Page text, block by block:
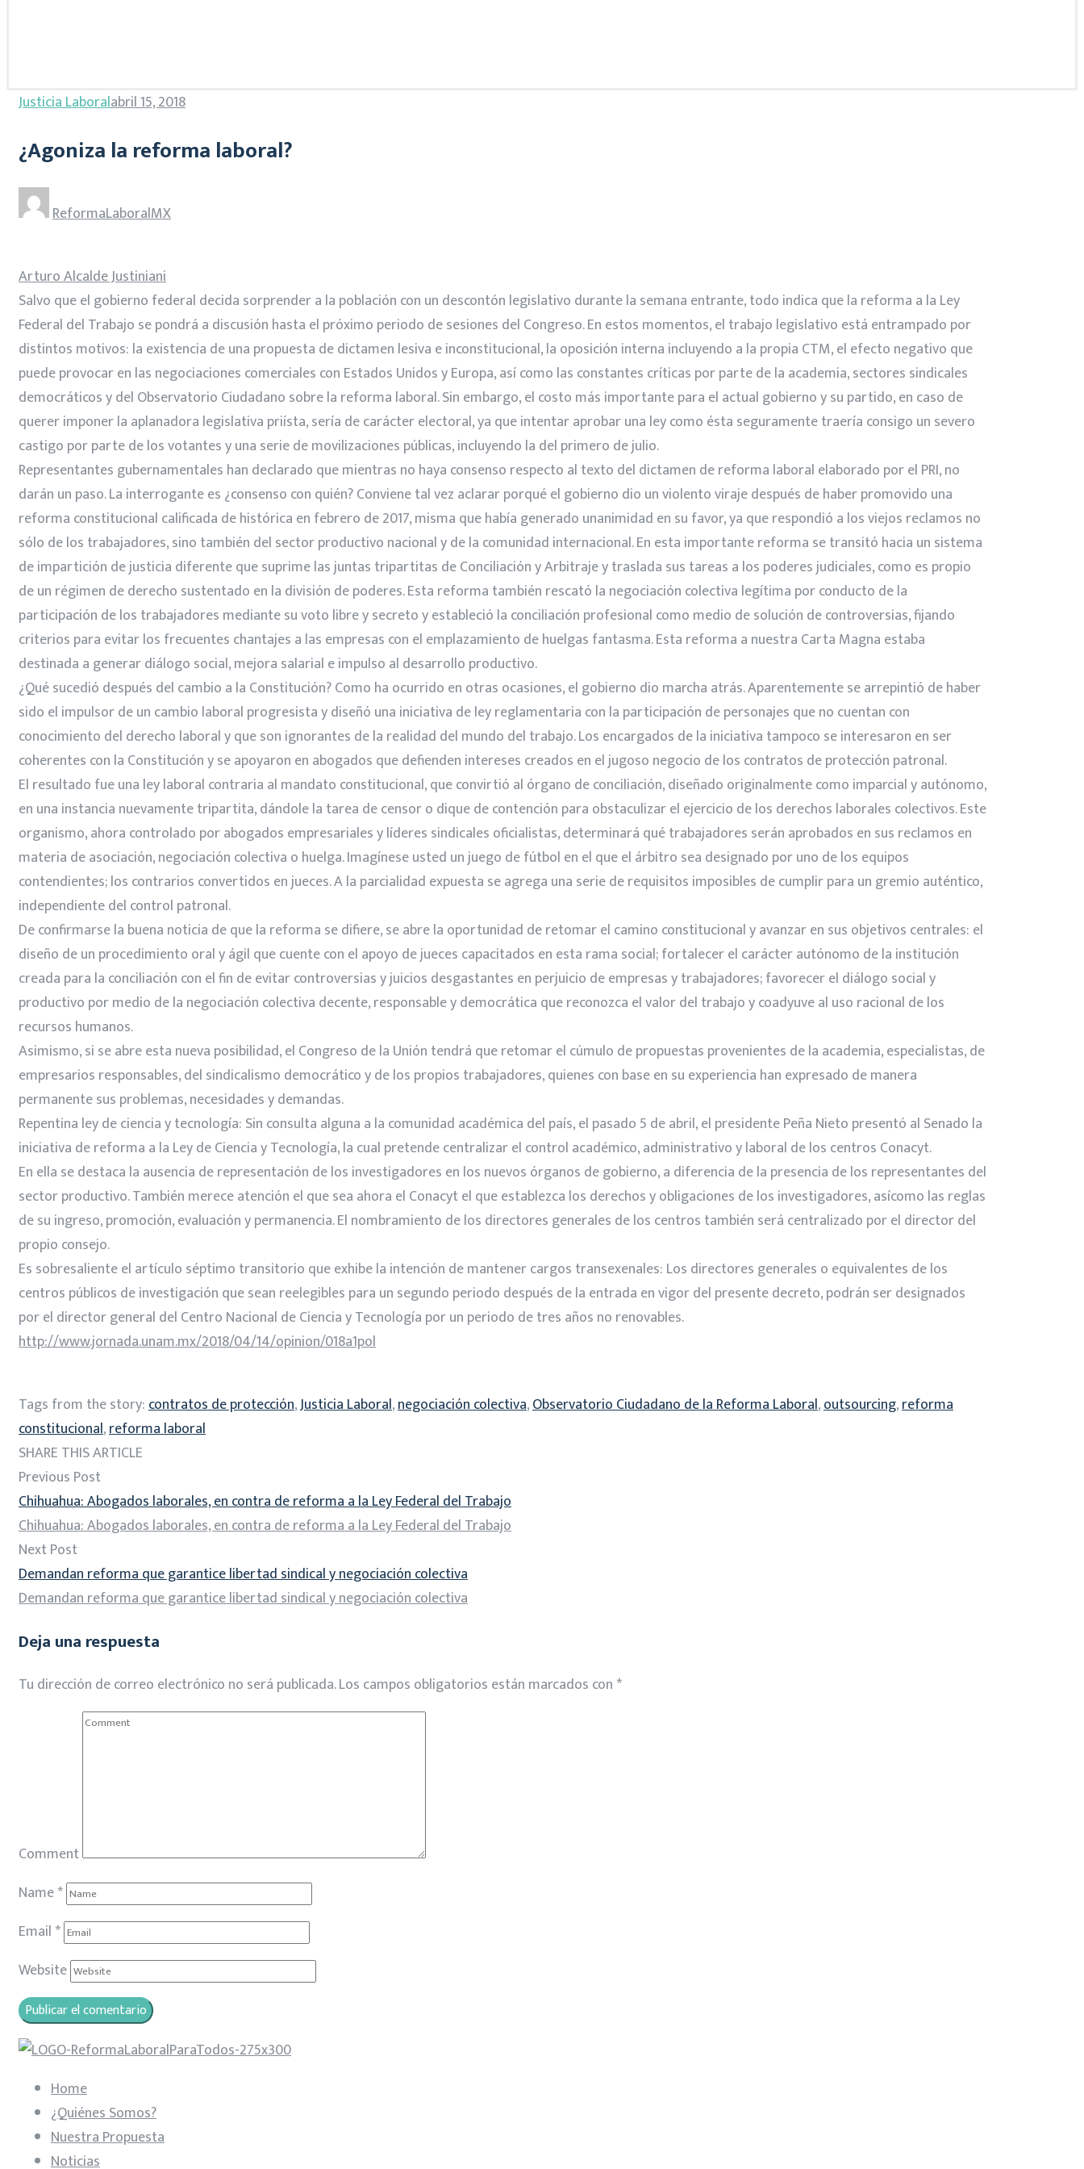
Justicia Laboralabril 15, 2018
¿Agoniza la reforma laboral?
ReformaLaboralMX
Arturo Alcalde Justiniani
Salvo que el gobierno federal decida sorprender a la población con un descontón legislativo durante la semana entrante, todo indica que la reforma a la Ley
Federal del Trabajo se pondrá a discusión hasta el próximo periodo de sesiones del Congreso. En estos momentos, el trabajo legislativo está entrampado por
distintos motivos: la existencia de una propuesta de dictamen lesiva e inconstitucional, la oposición interna incluyendo a la propia CTM, el efecto negativo que
puede provocar en las negociaciones comerciales con Estados Unidos y Europa, así como las constantes críticas por parte de la academia, sectores sindicales
democráticos y del Observatorio Ciudadano sobre la reforma laboral. Sin embargo, el costo más importante para el actual gobierno y su partido, en caso de
querer imponer la aplanadora legislativa priísta, sería de carácter electoral, ya que intentar aprobar una ley como ésta seguramente traería consigo un severo
castigo por parte de los votantes y una serie de movilizaciones públicas, incluyendo la del primero de julio.
Representantes gubernamentales han declarado que mientras no haya consenso respecto al texto del dictamen de reforma laboral elaborado por el PRI, no
darán un paso. La interrogante es ¿consenso con quién? Conviene tal vez aclarar porqué el gobierno dio un violento viraje después de haber promovido una
reforma constitucional calificada de histórica en febrero de 2017, misma que había generado unanimidad en su favor, ya que respondió a los viejos reclamos no
sólo de los trabajadores, sino también del sector productivo nacional y de la comunidad internacional. En esta importante reforma se transitó hacia un sistema
de impartición de justicia diferente que suprime las juntas tripartitas de Conciliación y Arbitraje y traslada sus tareas a los poderes judiciales, como es propio
de un régimen de derecho sustentado en la división de poderes. Esta reforma también rescató la negociación colectiva legítima por conducto de la
participación de los trabajadores mediante su voto libre y secreto y estableció la conciliación profesional como medio de solución de controversias, fijando
criterios para evitar los frecuentes chantajes a las empresas con el emplazamiento de huelgas fantasma. Esta reforma a nuestra Carta Magna estaba
destinada a generar diálogo social, mejora salarial e impulso al desarrollo productivo.
¿Qué sucedió después del cambio a la Constitución? Como ha ocurrido en otras ocasiones, el gobierno dio marcha atrás. Aparentemente se arrepintió de haber
sido el impulsor de un cambio laboral progresista y diseñó una iniciativa de ley reglamentaria con la participación de personajes que no cuentan con
conocimiento del derecho laboral y que son ignorantes de la realidad del mundo del trabajo. Los encargados de la iniciativa tampoco se interesaron en ser
coherentes con la Constitución y se apoyaron en abogados que defienden intereses creados en el jugoso negocio de los contratos de protección patronal.
El resultado fue una ley laboral contraria al mandato constitucional, que convirtió al órgano de conciliación, diseñado originalmente como imparcial y autónomo,
en una instancia nuevamente tripartita, dándole la tarea de censor o dique de contención para obstaculizar el ejercicio de los derechos laborales colectivos. Este
organismo, ahora controlado por abogados empresariales y líderes sindicales oficialistas, determinará qué trabajadores serán aprobados en sus reclamos en
materia de asociación, negociación colectiva o huelga. Imagínese usted un juego de fútbol en el que el árbitro sea designado por uno de los equipos
contendientes; los contrarios convertidos en jueces. A la parcialidad expuesta se agrega una serie de requisitos imposibles de cumplir para un gremio auténtico,
independiente del control patronal.
De confirmarse la buena noticia de que la reforma se difiere, se abre la oportunidad de retomar el camino constitucional y avanzar en sus objetivos centrales: el
diseño de un procedimiento oral y ágil que cuente con el apoyo de jueces capacitados en esta rama social; fortalecer el carácter autónomo de la institución
creada para la conciliación con el fin de evitar controversias y juicios desgastantes en perjuicio de empresas y trabajadores; favorecer el diálogo social y
productivo por medio de la negociación colectiva decente, responsable y democrática que reconozca el valor del trabajo y coadyuve al uso racional de los
recursos humanos.
Asimismo, si se abre esta nueva posibilidad, el Congreso de la Unión tendrá que retomar el cúmulo de propuestas provenientes de la academia, especialistas, de
empresarios responsables, del sindicalismo democrático y de los propios trabajadores, quienes con base en su experiencia han expresado de manera
permanente sus problemas, necesidades y demandas.
Repentina ley de ciencia y tecnología: Sin consulta alguna a la comunidad académica del país, el pasado 5 de abril, el presidente Peña Nieto presentó al Senado la
iniciativa de reforma a la Ley de Ciencia y Tecnología, la cual pretende centralizar el control académico, administrativo y laboral de los centros Conacyt.
En ella se destaca la ausencia de representación de los investigadores en los nuevos órganos de gobierno, a diferencia de la presencia de los representantes del
sector productivo. También merece atención el que sea ahora el Conacyt el que establezca los derechos y obligaciones de los investigadores, asícomo las reglas
de su ingreso, promoción, evaluación y permanencia. El nombramiento de los directores generales de los centros también será centralizado por el director del
propio consejo.
Es sobresaliente el artículo séptimo transitorio que exhibe la intención de mantener cargos transexenales: Los directores generales o equivalentes de los
centros públicos de investigación que sean reelegibles para un segundo periodo después de la entrada en vigor del presente decreto, podrán ser designados
por el director general del Centro Nacional de Ciencia y Tecnología por un periodo de tres años no renovables.
http://www.jornada.unam.mx/2018/04/14/opinion/018a1pol
Tags from the story:contratos de protección,Justicia Laboral,negociación colectiva,Observatorio Ciudadano de la Reforma Laboral,outsourcing,reforma
constitucional,reforma laboral
SHARE THIS ARTICLE
Previous Post
Chihuahua: Abogados laborales, en contra de reforma a la Ley Federal del Trabajo
Chihuahua: Abogados laborales, en contra de reforma a la Ley Federal del Trabajo
Next Post
Demandan reforma que garantice libertad sindical y negociación colectiva
Demandan reforma que garantice libertad sindical y negociación colectiva
Deja una respuesta
Tu dirección de correo electrónico no será publicada.Los campos obligatorios están marcados con *
Comment
Name*
Email *
Website
Home
¿Quiénes Somos?
Nuestra Propuesta
Noticias